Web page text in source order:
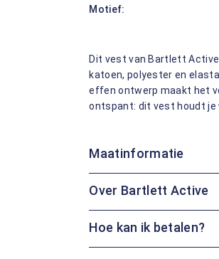
Motief:
Dit vest van Bartlett
katoen, polyester en
effen ontwerp maakt het
ontspant: dit vest houdt je
Maatinformatie
Over Bartlett Active
Hoe kan ik betalen?